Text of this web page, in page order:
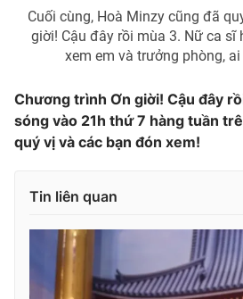
Cuối cùng, Hoà Minzy cũng đã
giời! Cậu đây rồi mùa 3. Nữ ca sĩ
xem em và trưởng phòng,
Chương trình Ơn giời! Cậu đây
sóng vào 21h thứ 7 hàng tuần
quý vị và các bạn đón xem!
Tin liên quan